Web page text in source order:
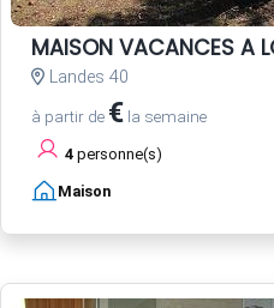
MAISON VACANCES A
Landes 40
à partir de € la semaine
4 personne(s)
Maison